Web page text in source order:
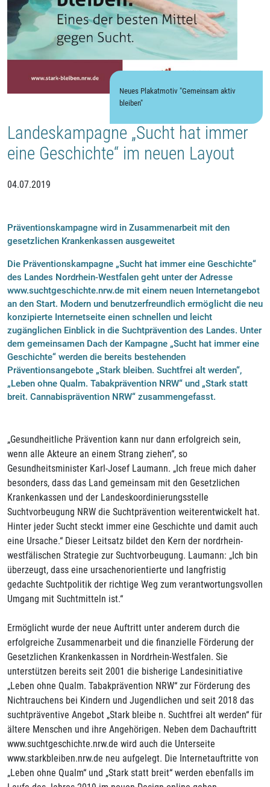
Neues Plakatmotiv "Gemeinsam aktiv
bleiben"
Landeskampagne „Sucht hat immer
eine Geschichte“ im neuen Layout
04.07.2019
Präventionskampagne wird in Zusammenarbeit mit den
gesetzlichen Krankenkassen ausgeweitet
Die Präventionskampagne „Sucht hat immer eine Geschichte“
des Landes Nordrhein-Westfalen geht unter der Adresse
www.suchtgeschichte.nrw.de mit einem neuen Internetangebot
an den Start. Modern und benutzerfreundlich ermöglicht die neu
konzipierte Internetseite einen schnellen und leicht
zugänglichen Einblick in die Suchtprävention des Landes. Unter
dem gemeinsamen Dach der Kampagne „Sucht hat immer eine
Geschichte“ werden die bereits bestehenden
Präventionsangebote „Stark bleiben. Suchtfrei alt werden“,
„Leben ohne Qualm. Tabakprävention NRW“ und „Stark statt
breit. Cannabisprävention NRW“ zusammengefasst.
„Gesundheitliche Prävention kann nur dann erfolgreich sein,
wenn alle Akteure an einem Strang ziehen“, so
Gesundheitsminister Karl-Josef Laumann. „Ich freue mich daher
besonders, dass das Land gemeinsam mit den Gesetzlichen
Krankenkassen und der Landeskoordinierungsstelle
Suchtvorbeugung NRW die Suchtprävention weiterentwickelt hat.
Hinter jeder Sucht steckt immer eine Geschichte und damit auch
eine Ursache.“ Dieser Leitsatz bildet den Kern der nordrhein-
westfälischen Strategie zur Suchtvorbeugung. Laumann: „Ich bin
überzeugt, dass eine ursachenorientierte und langfristig
gedachte Suchtpolitik der richtige Weg zum verantwortungsvollen
Umgang mit Suchtmitteln ist.“
Ermöglicht wurde der neue Auftritt unter anderem durch die
erfolgreiche Zusammenarbeit und die finanzielle Förderung der
Gesetzlichen Krankenkassen in Nordrhein-Westfalen. Sie
unterstützen bereits seit 2001 die bisherige Landesinitiative
„Leben ohne Qualm. Tabakprävention NRW“ zur Förderung des
Nichtrauchens bei Kindern und Jugendlichen und seit 2018 das
suchtpräventive Angebot „Stark bleibe n. Suchtfrei alt werden“ für
ältere Menschen und ihre Angehörigen. Neben dem Dachauftritt
www.suchtgeschichte.nrw.de wird auch die Unterseite
www.starkbleiben.nrw.de neu aufgelegt. Die Internetauftritte von
„Leben ohne Qualm“ und „Stark statt breit“ werden ebenfalls im